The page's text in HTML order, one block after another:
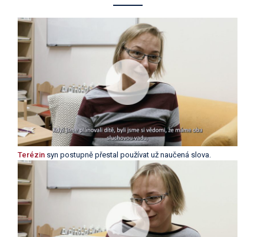
Terézin syn postupně přestal používat už naučená slova.